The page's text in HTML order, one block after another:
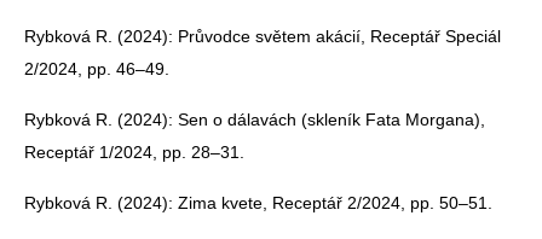
Rybková R. (2024): Průvodce světem akácií, Receptář Speciál
2/2024, pp. 46–49.
Rybková R. (2024): Sen o dálavách (skleník Fata Morgana),
Receptář 1/2024, pp. 28–31.
Rybková R. (2024): Zima kvete, Receptář 2/2024, pp. 50–51.